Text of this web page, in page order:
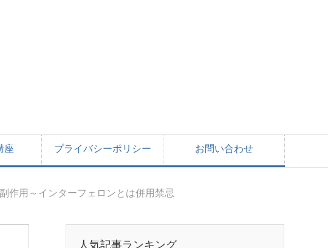
座 プライバシーポリシー お問い合わせ
作用～インターフェロンとは併用禁忌
人気記事ランキング